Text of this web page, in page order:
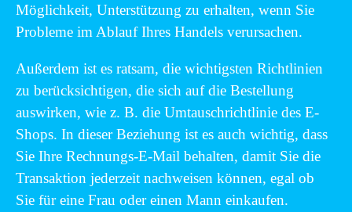
Möglichkeit, Unterstützung zu erhalten, wenn Sie
Probleme im Ablauf Ihres Handels verursachen.
Außerdem ist es ratsam, die wichtigsten Richtlinien
zu berücksichtigen, die sich auf die Bestellung
auswirken, wie z. B. die Umtauschrichtlinie des E-
Shops. In dieser Beziehung ist es auch wichtig, dass
Sie Ihre Rechnungs-E-Mail behalten, damit Sie die
Transaktion jederzeit nachweisen können, egal ob
Sie für eine Frau oder einen Mann einkaufen.